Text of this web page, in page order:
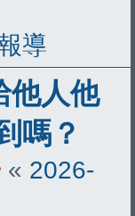
導
他人他
嗎？
« 2026-